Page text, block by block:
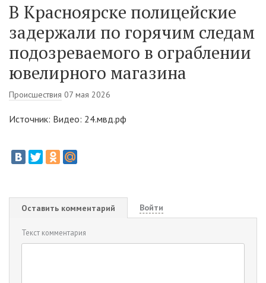
В Красноярске полицейские
задержали по горячим следам
подозреваемого в ограблении
ювелирного магазина
Происшествия 07 мая 2026
Источник: Видео: 24.мвд.рф
Оставить комментарий Войти
Текст комментария